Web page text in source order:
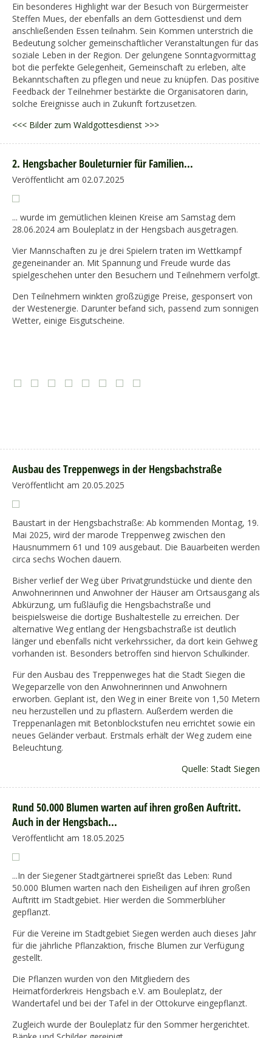
Ein besonderes Highlight war der Besuch von Bürgermeister
Steffen Mues, der ebenfalls an dem Gottesdienst und dem
anschließenden Essen teilnahm. Sein Kommen unterstrich die
Bedeutung solcher gemeinschaftlicher Veranstaltungen für das
soziale Leben in der Region. Der gelungene Sonntagvormittag
bot die perfekte Gelegenheit, Gemeinschaft zu erleben, alte
Bekanntschaften zu pflegen und neue zu knüpfen. Das positive
Feedback der Teilnehmer bestärkte die Organisatoren darin,
solche Ereignisse auch in Zukunft fortzusetzen.
<<< Bilder zum Waldgottesdienst >>>
2. Hengsbacher Bouleturnier für Familien...
Veröffentlicht am 02.07.2025
... wurde im gemütlichen kleinen Kreise am Samstag dem
28.06.2024 am Bouleplatz in der Hengsbach ausgetragen.
Vier Mannschaften zu je drei Spielern traten im Wettkampf
gegeneinander an. Mit Spannung und Freude wurde das
spielgeschehen unter den Besuchern und Teilnehmern verfolgt.
Den Teilnehmern winkten großzügige Preise, gesponsert von
der Westenergie. Darunter befand sich, passend zum sonnigen
Wetter, einige Eisgutscheine.
Ausbau des Treppenwegs in der Hengsbachstraße
Veröffentlicht am 20.05.2025
Baustart in der Hengsbachstraße: Ab kommenden Montag, 19.
Mai 2025, wird der marode Treppenweg zwischen den
Hausnummern 61 und 109 ausgebaut. Die Bauarbeiten werden
circa sechs Wochen dauern.
Bisher verlief der Weg über Privatgrundstücke und diente den
Anwohnerinnen und Anwohner der Häuser am Ortsausgang als
Abkürzung, um fußläufig die Hengsbachstraße und
beispielsweise die dortige Bushaltestelle zu erreichen. Der
alternative Weg entlang der Hengsbachstraße ist deutlich
länger und ebenfalls nicht verkehrssicher, da dort kein Gehweg
vorhanden ist. Besonders betroffen sind hiervon Schulkinder.
Für den Ausbau des Treppenweges hat die Stadt Siegen die
Wegeparzelle von den Anwohnerinnen und Anwohnern
erworben. Geplant ist, den Weg in einer Breite von 1,50 Metern
neu herzustellen und zu pflastern. Außerdem werden die
Treppenanlagen mit Betonblockstufen neu errichtet sowie ein
neues Geländer verbaut. Erstmals erhält der Weg zudem eine
Beleuchtung.
Quelle: Stadt Siegen
Rund 50.000 Blumen warten auf ihren großen Auftritt.
Auch in der Hengsbach...
Veröffentlicht am 18.05.2025
...In der Siegener Stadtgärtnerei sprießt das Leben: Rund
50.000 Blumen warten nach den Eisheiligen auf ihren großen
Auftritt im Stadtgebiet. Hier werden die Sommerblüher
gepflanzt.
Für die Vereine im Stadtgebiet Siegen werden auch dieses Jahr
für die jährliche Pflanzaktion, frische Blumen zur Verfügung
gestellt.
Die Pflanzen wurden von den Mitgliedern des
Heimatförderkreis Hengsbach e.V. am Bouleplatz, der
Wandertafel und bei der Tafel in der Ottokurve eingepflanzt.
Zugleich wurde der Bouleplatz für den Sommer hergerichtet.